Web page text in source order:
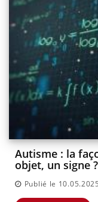
Autisme : la
objet, un signe ?
Publié le 10.05.2025